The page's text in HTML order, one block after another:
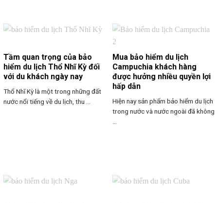
Tầm quan trọng của bảo
hiểm du lịch Thổ Nhĩ Kỳ đối
với du khách ngày nay
Thổ Nhĩ Kỳ là một trong những đất
nước nổi tiếng về du lịch, thu ...
Mua bảo hiểm du lịch
Campuchia khách hàng
được hưởng nhiều quyền lợi
hấp dẫn
Hiện nay sản phẩm bảo hiểm du lịch
trong nước và nước ngoài đã không